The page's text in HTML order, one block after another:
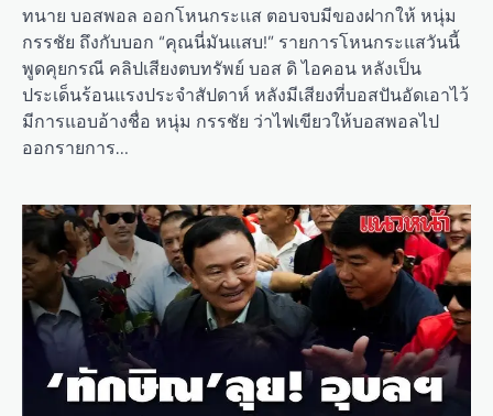
ทนาย บอสพอล ออกโหนกระแส ตอบจบมีของฝากให้ หนุ่ม
กรรชัย ถึงกับบอก “คุณนี่มันแสบ!” รายการโหนกระแสวันนี้
พูดคุยกรณี คลิปเสียงตบทรัพย์ บอส ดิ ไอคอน หลังเป็น
ประเด็นร้อนแรงประจำสัปดาห์ หลังมีเสียงที่บอสปันอัดเอาไว้
มีการแอบอ้างชื่อ หนุ่ม กรรชัย ว่าไฟเขียวให้บอสพอลไป
ออกรายการ…